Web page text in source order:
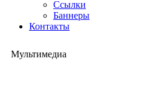
Ссылки
Баннеры
Контакты
Мультимедиа